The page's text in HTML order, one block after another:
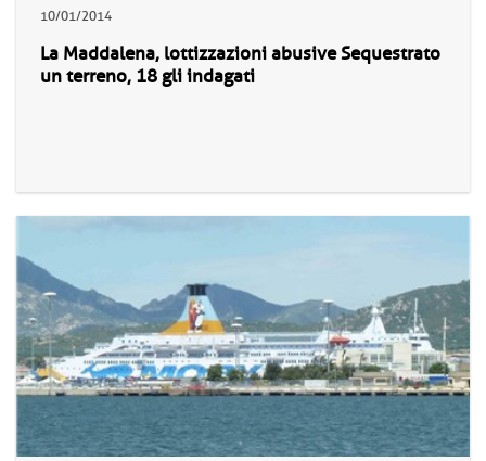
10/01/2014
La Maddalena, lottizzazioni abusive Sequestrato
un terreno, 18 gli indagati